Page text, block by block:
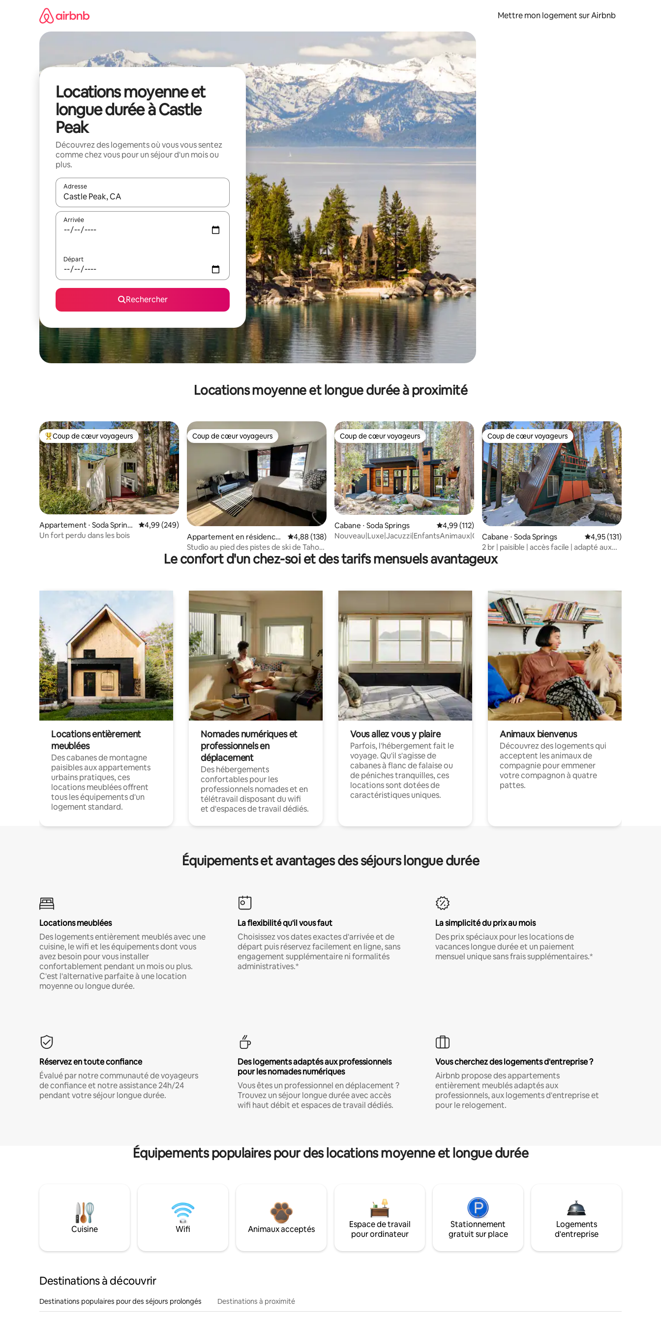
Mettre mon logement sur Airbnb
Locations moyenne et
longue durée à Castle
Peak
Découvrez des logements où vous vous sentez
comme chez vous pour un séjour d'un mois ou
plus.
Adresse
Lorsque les résultats s'affichent, utilisez les flèches vers le haut et vers le bas pour les parcourir ou en appuyant et en faisant glisser.
Arrivée
Départ
Rechercher
Locations moyenne et longue durée à proximité
Coups de cœur voyageurs les plus appréciés
Coup de cœur voyageurs
Appartement ⋅ Soda Spring
s
Évaluation moyenne sur la base de 249 commentaires : 4,99 sur 5
4,99 (249)
Un fort perdu dans les bois
Coup de cœur voyageurs
Coup de cœur voyageurs
Appartement en résidence ⋅
Truckee
Évaluation moyenne sur la base de 138 commentaires : 4,88 sur 5
4,88 (138)
Studio au pied des pistes de ski de Tahoe
Donner
Coup de cœur voyageurs
Coup de cœur voyageurs
Cabane ⋅ Soda Springs Évaluation moyenne sur la base de 112 commentaires : 4,99 sur 5
4,99 (112)
Nouveau|Luxe|Jacuzzi|EnfantsAnimaux|Cheminée|EVchrg
Coup de cœur voyageurs
Coup de cœur voyageurs
Cabane ⋅ Soda Springs Évaluation moyenne
4,95 (131)
2 br | paisible | accès facile | adapté aux
chiens
Le confort d'un chez-soi et des tarifs mensuels avantageux
Locations entièrement
meublées
Des cabanes de montagne
paisibles aux appartements
urbains pratiques, ces
locations meublées offrent
tous les équipements d'un
logement standard.
Nomades numériques et
professionnels en
déplacement
Des hébergements
confortables pour les
professionnels nomades et en
télétravail disposant du wifi
et d'espaces de travail dédiés.
Vous allez vous y plaire
Parfois, l'hébergement fait le
voyage. Qu'il s'agisse de
cabanes à flanc de falaise ou
de péniches tranquilles, ces
locations sont dotées de
caractéristiques uniques.
Animaux bienvenus
Découvrez des logements qui
acceptent les animaux de
compagnie pour emmener
votre compagnon à quatre
pattes.
Équipements et avantages des séjours longue durée
Locations meublées
Des logements entièrement meublés avec une
cuisine, le wifi et les équipements dont vous
avez besoin pour vous installer
confortablement pendant un mois ou plus.
C'est l'alternative parfaite à une location
moyenne ou longue durée.
La flexibilité qu'il vous faut
Choisissez vos dates exactes d'arrivée et de
départ puis réservez facilement en ligne, sans
engagement supplémentaire ni formalités
administratives.*
La simplicité du prix au mois
Des prix spéciaux pour les locations de
vacances longue durée et un paiement
mensuel unique sans frais supplémentaires.*
Réservez en toute confiance
Évalué par notre communauté de voyageurs
de confiance et notre assistance 24h/24
pendant votre séjour longue durée.
Des logements adaptés aux professionnels
pour les nomades numériques
Vous êtes un professionnel en déplacement ?
Trouvez un séjour longue durée avec accès
wifi haut débit et espaces de travail dédiés.
Vous cherchez des logements d'entreprise ?
Airbnb propose des appartements
entièrement meublés adaptés aux
professionnels, aux logements d'entreprise et
pour le relogement.
Équipements populaires pour des locations moyenne et longue durée
Cuisine Wifi Animaux acceptés
Espace de travail
pour ordinateur
Stationnement
gratuit sur place
Logements
d'entreprise
Destinations à découvrir
Destinations populaires pour des séjours prolongés Destinations à proximité